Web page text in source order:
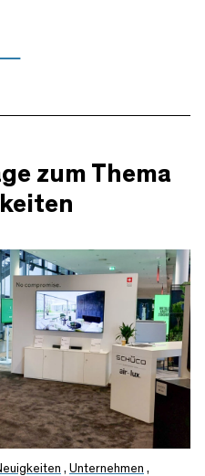
zum Thema
, Unternehmen ,